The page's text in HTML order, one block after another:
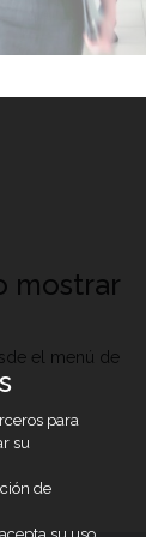
mostrar
el menú de
para
su
de